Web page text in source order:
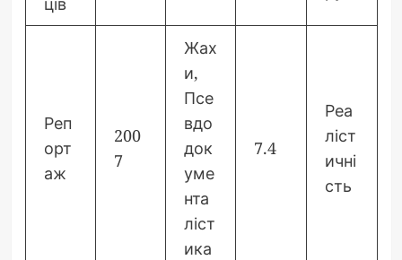
Реп
орт
аж
200
7
Жах
и,
Псе
вдо
док
уме
нта
ліст
ика
7.4
Реа
ліст
ичні
сть